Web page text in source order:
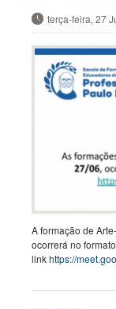
terça-feira, 27
A formação de
ocorrerá no
linkhttps://